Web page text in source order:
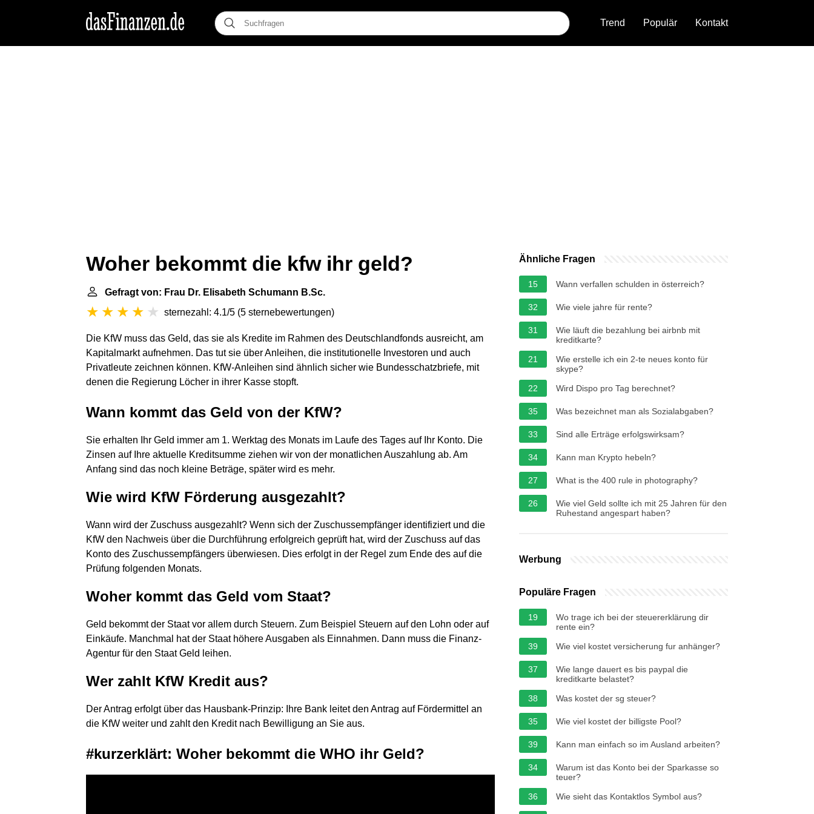
Trend Populär Kontakt
Woher bekommt die kfw ihr geld?
Gefragt von: Frau Dr. Elisabeth Schumann B.Sc.
sternezahl: 4.1/5 (5 sternebewertungen)
Die KfW muss das Geld, das sie als Kredite im Rahmen des Deutschlandfonds ausreicht, am
Kapitalmarkt aufnehmen. Das tut sie über Anleihen, die institutionelle Investoren und auch
Privatleute zeichnen können. KfW-Anleihen sind ähnlich sicher wie Bundesschatzbriefe, mit
denen die Regierung Löcher in ihrer Kasse stopft.
Wann kommt das Geld von der KfW?
Sie erhalten Ihr Geld immer am 1. Werktag des Monats im Laufe des Tages auf Ihr Konto. Die
Zinsen auf Ihre aktuelle Kreditsumme ziehen wir von der monatlichen Auszahlung ab. Am
Anfang sind das noch kleine Beträge, später wird es mehr.
Wie wird KfW Förderung ausgezahlt?
Wann wird der Zuschuss ausgezahlt? Wenn sich der Zuschussempfänger identifiziert und die
KfW den Nachweis über die Durchführung erfolgreich geprüft hat, wird der Zuschuss auf das
Konto des Zuschussempfängers überwiesen. Dies erfolgt in der Regel zum Ende des auf die
Prüfung folgenden Monats.
Woher kommt das Geld vom Staat?
Geld bekommt der Staat vor allem durch Steuern. Zum Beispiel Steuern auf den Lohn oder auf
Einkäufe. Manchmal hat der Staat höhere Ausgaben als Einnahmen. Dann muss die Finanz-
Agentur für den Staat Geld leihen.
Wer zahlt KfW Kredit aus?
Der Antrag erfolgt über das Hausbank-Prinzip: Ihre Bank leitet den Antrag auf Fördermittel an
die KfW weiter und zahlt den Kredit nach Bewilligung an Sie aus.
#kurzerklärt: Woher bekommt die WHO ihr Geld?
Ähnliche Fragen
15 Wann verfallen schulden in österreich?
32 Wie viele jahre für rente?
31
Wie läuft die bezahlung bei airbnb mit
kreditkarte?
21
Wie erstelle ich ein 2-te neues konto für
skype?
22
Wird Dispo pro Tag berechnet?
35 Was bezeichnet man als Sozialabgaben?
33 Sind alle Erträge erfolgswirksam?
34 Kann man Krypto hebeln?
27 What is the 400 rule in photography?
26
Wie viel Geld sollte ich mit 25 Jahren für den
Ruhestand angespart haben?
Werbung
Populäre Fragen
19
Wo trage ich bei der steuererklärung dir
rente ein?
39
Wie viel kostet versicherung fur anhänger?
37
Wie lange dauert es bis paypal die
kreditkarte belastet?
38
Was kostet der sg steuer?
35 Wie viel kostet der billigste Pool?
39 Kann man einfach so im Ausland arbeiten?
34
Warum ist das Konto bei der Sparkasse so
teuer?
36
Wie sieht das Kontaktlos Symbol aus?